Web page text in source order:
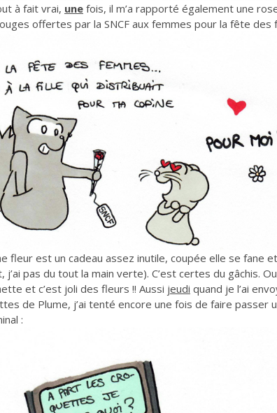
à fait vrai, une fois, il m’a rapporté également une
offertes par la SNCF aux femmes pour la fête des
fleur est un cadeau assez inutile, coupée elle se fane
pas du tout la main verte). C’est certes du gâchis.
et c’est joli des fleurs !! Aussi jeudi quand je l’ai
de Plume, j’ai tenté encore une fois de faire passer
: